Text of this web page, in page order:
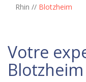
Rhin // Blotzheim
Votre
Blotzheim